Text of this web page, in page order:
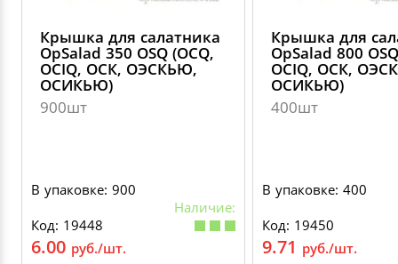
Крышка для салатника
OpSalad 350 OSQ (OCQ,
OCIQ, ОСК, ОЭСКЬЮ,
ОСИКЬЮ)
900шт
В упаковке: 900
Наличие:
Код: 19448
6.00 руб./шт.
Крышка для
OpSalad 800
OCIQ, ОСК,
ОСИКЬЮ)
400шт
В упаковке: 400
Код: 19450
9.71 руб./шт.